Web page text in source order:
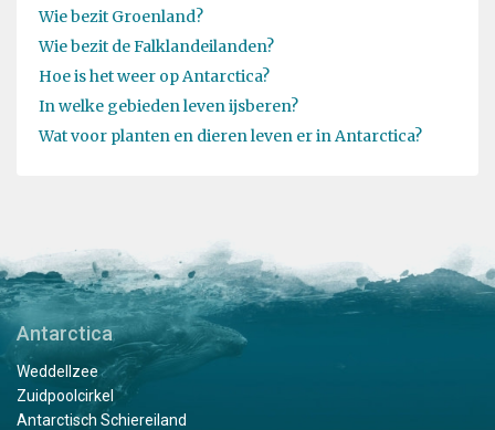
Wie bezit Groenland?
Wie bezit de Falklandeilanden?
Hoe is het weer op Antarctica?
In welke gebieden leven ijsberen?
Wat voor planten en dieren leven er in Antarctica?
Antarctica
Weddellzee
Zuidpoolcirkel
Antarctisch Schiereiland